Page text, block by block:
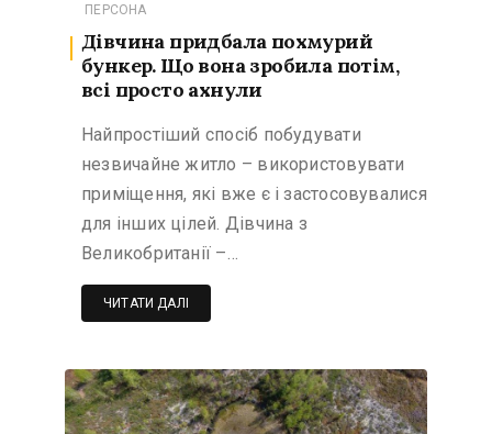
ПЕРСОНА
Дівчина придбала похмурий
бункер. Що вона зробила потім,
всі просто ахнули
Найпростіший спосіб побудувати
незвичайне житло – використовувати
приміщення, які вже є і застосовувалися
для інших цілей. Дівчина з
Великобританії –…
ЧИТАТИ ДАЛІ